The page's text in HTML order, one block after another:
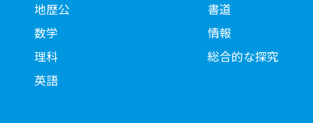
地歴公
数学
理科
英語
書道
情報
総合的な探究